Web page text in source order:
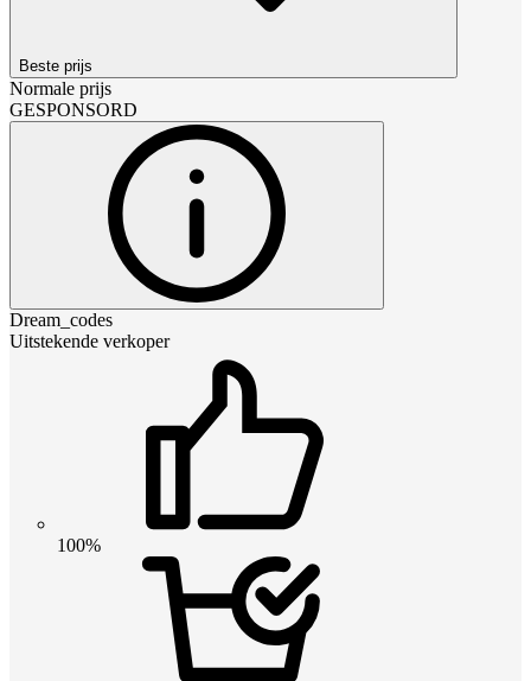
Beste prijs
Normale prijs
GESPONSORD
Dream_codes
Uitstekende verkoper
100%